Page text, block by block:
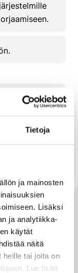
Tietoja
ja mainosten
Lisäksi
ja analytiikka-
käytät
näitä
heille tai joita on
Lue lisää
osan 7